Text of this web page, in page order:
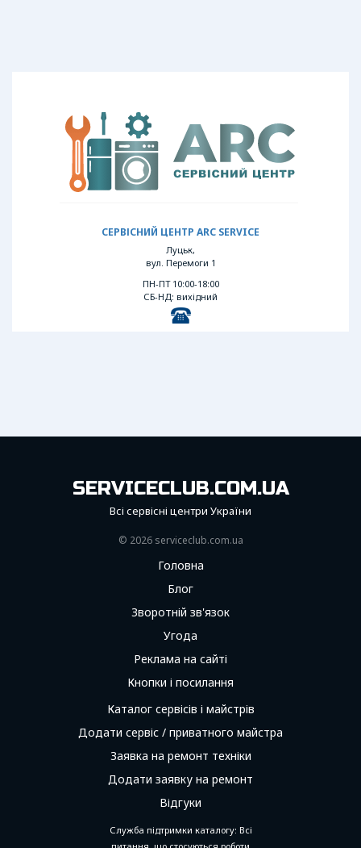
СЕРВІСНИЙ ЦЕНТР ARC SERVICE
Луцьк,
вул. Перемоги 1
ПН-ПТ 10:00-18:00
СБ-НД: вихідний
SERVICECLUB.COM.UA
Всі сервісні центри України
© 2026 serviceсlub.com.ua
Головна
Блог
Зворотній зв'язок
Угода
Реклама на сайті
Кнопки і посилання
Каталог сервісів і майстрів
Додати сервіс / приватного майстра
Заявка на ремонт техніки
Додати заявку на ремонт
Відгуки
Служба підтримки каталогу: Всі